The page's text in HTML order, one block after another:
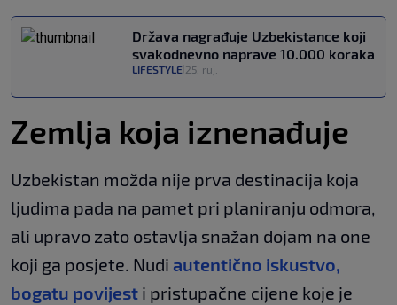
Država nagrađuje Uzbekistance koji
svakodnevno naprave 10.000 koraka
LIFESTYLE 25. ruj.
Zemlja koja iznenađuje
Uzbekistan možda nije prva destinacija koja
ljudima pada na pamet pri planiranju odmora,
ali upravo zato ostavlja snažan dojam na one
koji ga posjete. Nudi autentično iskustvo,
bogatu povijest i pristupačne cijene koje je